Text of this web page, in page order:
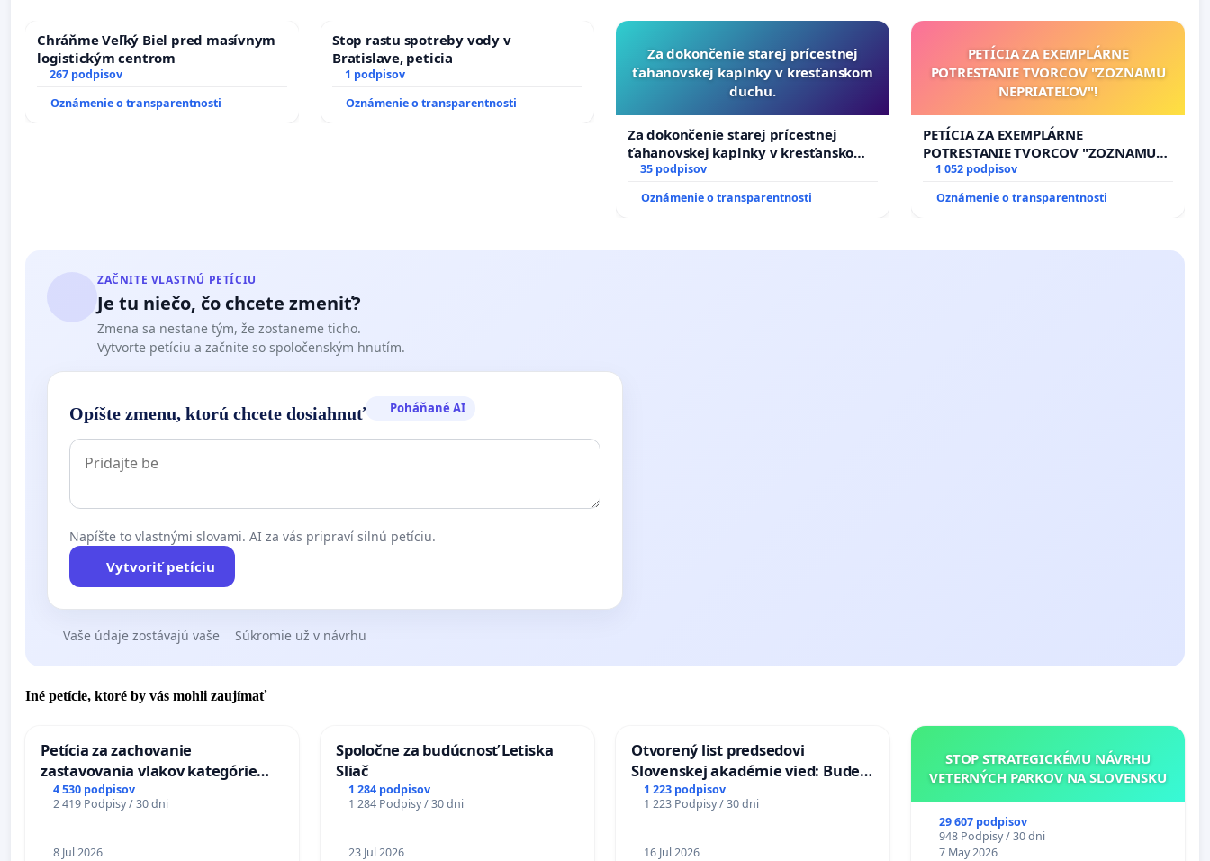
kanálov na Slovensku
Chráňme Veľký Biel pred masívnym
logistickým centrom
267 podpisov
Oznámenie o transparentnosti
Stop rastu spotreby vody v
Bratislave, peticia
1 podpisov
Oznámenie o transparentnosti
Za dokončenie starej prícestnej
ťahanovskej kaplnky v kresťanskom
duchu.
Za dokončenie starej prícestnej
ťahanovskej kaplnky v kresťanskom
duchu.
35 podpisov
Oznámenie o transparentnosti
PETÍCIA ZA EXEMPLÁRNE
POTRESTANIE TVORCOV "ZOZNAMU
NEPRIATEĽOV"!
PETÍCIA ZA EXEMPLÁRNE
POTRESTANIE TVORCOV "ZOZNAMU
NEPRIATEĽOV"!
1 052 podpisov
Oznámenie o transparentnosti
ZAČNITE VLASTNÚ PETÍCIU
Je tu niečo, čo chcete zmeniť?
Zmena sa nestane tým, že zostaneme ticho.
Vytvorte petíciu a začnite so spoločenským hnutím.
Opíšte zmenu, ktorú chcete dosiahnuť Poháňané AI
Napíšte to vlastnými slovami. AI za vás pripraví silnú petíciu.
Vytvoriť petíciu
Vaše údaje zostávajú vaše Súkromie už v návrhu
Iné petície, ktoré by vás mohli zaujímať
Petícia za zachovanie
zastavovania vlakov kategórie
Expres (Ex) TATRAN v železničnej
stanici Púchov
4 530 podpisov
2 419 Podpisy / 30 dni
8 Jul 2026
Spoločne za budúcnosť Letiska
Sliač
1 284 podpisov
1 284 Podpisy / 30 dni
23 Jul 2026
Otvorený list predsedovi
Slovenskej akadémie vied: Bude
mať Vízia Slovenska 2040 mravnú
chrbticu?
1 223 podpisov
1 223 Podpisy / 30 dni
16 Jul 2026
STOP STRATEGICKÉMU NÁVRHU
VETERNÝCH PARKOV NA SLOVENSKU
29 607 podpisov
948 Podpisy / 30 dni
7 May 2026